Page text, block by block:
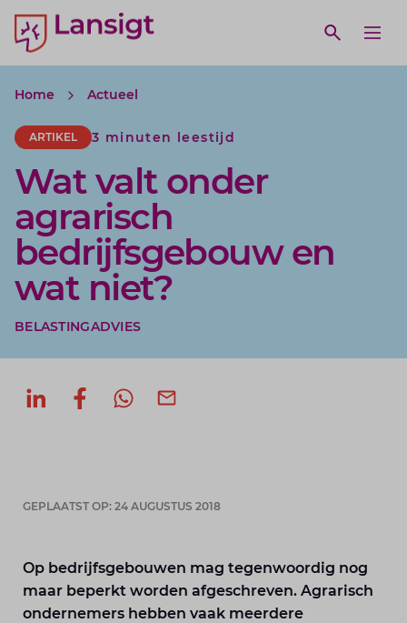
Lansigt Accountants logo
Open
search website
Home Actueel
ARTIKEL 3 minuten leestijd
Wat valt onder
agrarisch
bedrijfsgebouw en
wat niet?
BELASTINGADVIES
Deel op LinkedIn
Deel op Facebook
GEPLAATST OP: 24 AUGUSTUS 2018
Op bedrijfsgebouwen mag tegenwoordig nog
maar beperkt worden afgeschreven. Agrarisch
ondernemers hebben vaak meerdere